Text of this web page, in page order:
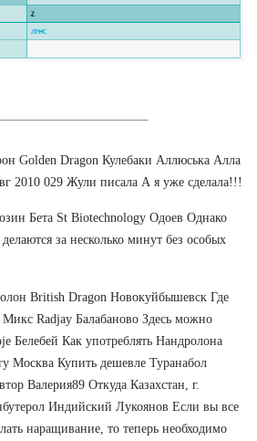
Golden Dragon Кулебаки Аллюська Алла
2010 029 Жули писала А я уже сделала!!!
Бета St Biotechnology Одоев Однако
за несколько минут без особых
British Dragon Новокуйбышевск Где
Микс Radjay Балабаново Здесь можно
Белебей Как употреблять Нандролона
Москва Купить дешевле Туранабол
Валерия89 Откуда Казахстан, г.
Индийский Лукоянов Если вы все
наращивание, то теперь необходимо